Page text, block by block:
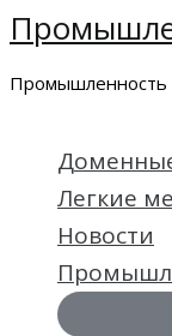
Перейти
содержимому
Промышленность
Легкие
Новости